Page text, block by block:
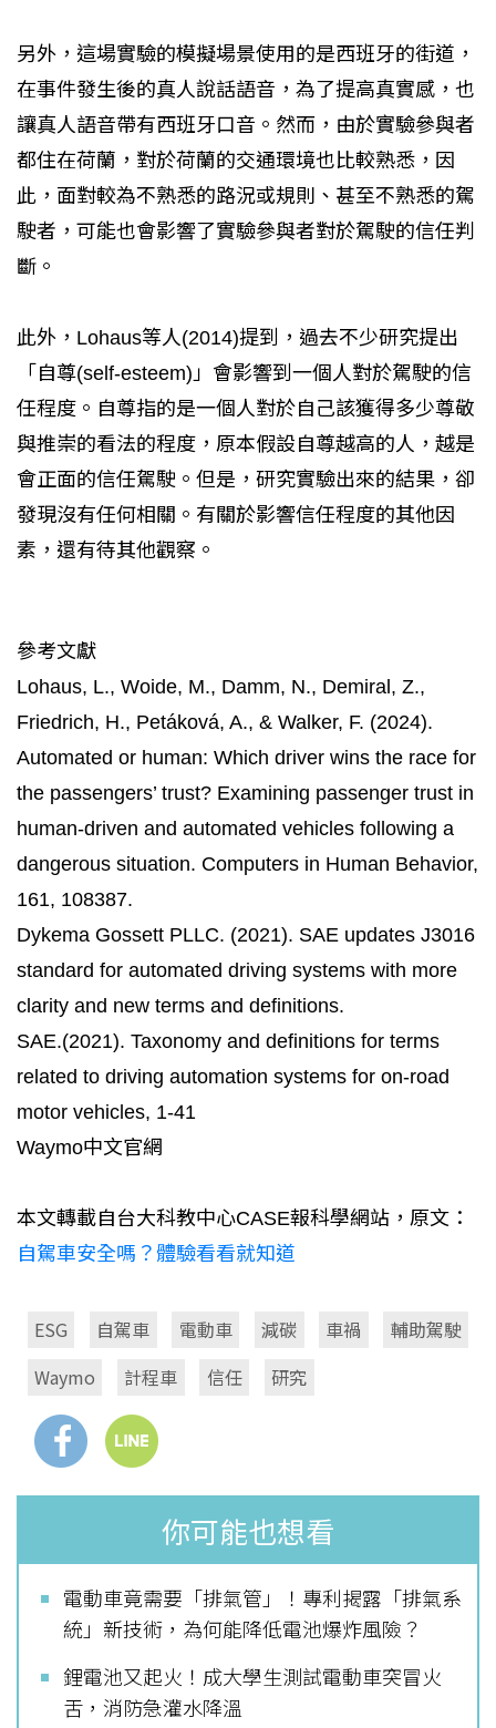
另外，這場實驗的模擬場景使用的是西班牙的街道，
在事件發生後的真人說話語音，為了提高真實感，也
讓真人語音帶有西班牙口音。然而，由於實驗參與者
都住在荷蘭，對於荷蘭的交通環境也比較熟悉，因
此，面對較為不熟悉的路況或規則、甚至不熟悉的駕
駛者，可能也會影響了實驗參與者對於駕駛的信任判
斷。
此外，Lohaus等人(2014)提到，過去不少研究提出
「自尊(self-esteem)」會影響到一個人對於駕駛的信
任程度。自尊指的是一個人對於自己該獲得多少尊敬
與推崇的看法的程度，原本假設自尊越高的人，越是
會正面的信任駕駛。但是，研究實驗出來的結果，卻
發現沒有任何相關。有關於影響信任程度的其他因
素，還有待其他觀察。
參考文獻
​Lohaus, L., Woide, M., Damm, N., Demiral, Z.,
Friedrich, H., Petáková, A., & Walker, F. (2024).
Automated or human: Which driver wins the race for
the passengers’ trust? Examining passenger trust in
human-driven and automated vehicles following a
dangerous situation. Computers in Human Behavior,
161, 108387.
Dykema Gossett PLLC. (2021). SAE updates J3016
standard for automated driving systems with more
clarity and new terms and definitions.
SAE.(2021). Taxonomy and definitions for terms
related to driving automation systems for on-road
motor vehicles, 1-41
Waymo中文官網
本文轉載自台大科教中心CASE報科學網站，原文：
自駕車安全嗎？體驗看看就知道
ESG 自駕車 電動車 減碳 車禍
輔助駕駛
Waymo
計程車 信任 研究
你可能也想看
電動車竟需要「排氣管」！專利揭露「排氣系
統」新技術，為何能降低電池爆炸風險？
鋰電池又起火！成大學生測試電動車突冒火
舌，消防急灌水降溫